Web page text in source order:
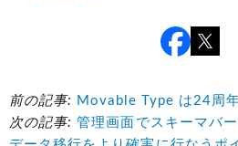
前の記事: Movable Type は24周
次の記事: 管理画面でスキーマバ